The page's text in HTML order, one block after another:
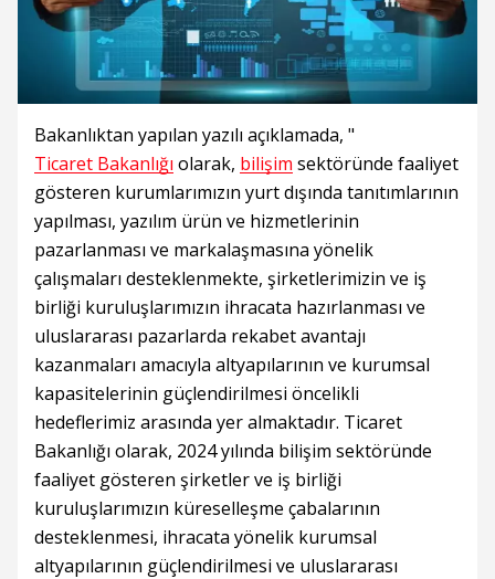
Bakanlıktan yapılan yazılı açıklamada, "
Ticaret Bakanlığı olarak, bilişim sektöründe faaliyet
gösteren kurumlarımızın yurt dışında tanıtımlarının
yapılması, yazılım ürün ve hizmetlerinin
pazarlanması ve markalaşmasına yönelik
çalışmaları desteklenmekte, şirketlerimizin ve iş
birliği kuruluşlarımızın ihracata hazırlanması ve
uluslararası pazarlarda rekabet avantajı
kazanmaları amacıyla altyapılarının ve kurumsal
kapasitelerinin güçlendirilmesi öncelikli
hedeflerimiz arasında yer almaktadır. Ticaret
Bakanlığı olarak, 2024 yılında bilişim sektöründe
faaliyet gösteren şirketler ve iş birliği
kuruluşlarımızın küreselleşme çabalarının
desteklenmesi, ihracata yönelik kurumsal
altyapılarının güçlendirilmesi ve uluslararası